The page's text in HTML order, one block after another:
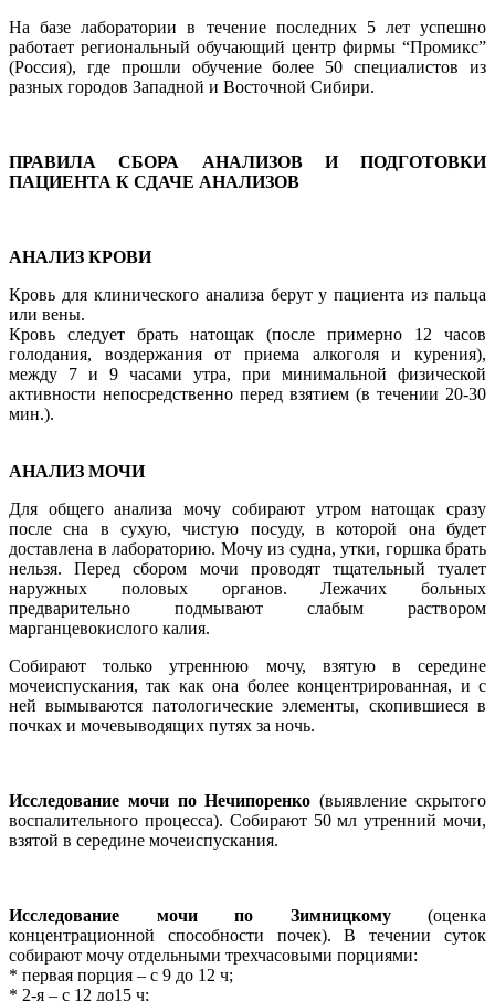
На базе лаборатории в течение последних 5 лет успешно
работает региональный обучающий центр фирмы “Промикс”
(Россия), где прошли обучение более 50 специалистов из
разных городов Западной и Восточной Сибири.
ПРАВИЛА СБОРА АНАЛИЗОВ И ПОДГОТОВКИ
ПАЦИЕНТА К СДАЧЕ АНАЛИЗОВ
АНАЛИЗ КРОВИ
Кровь для клинического анализа берут у пациента из пальца
или вены.
Кровь следует брать натощак (после примерно 12 часов
голодания, воздержания от приема алкоголя и курения),
между 7 и 9 часами утра, при минимальной физической
активности непосредственно перед взятием (в течении 20-30
мин.).
АНАЛИЗ МОЧИ
Для общего анализа мочу собирают утром натощак сразу
после сна в сухую, чистую посуду, в которой она будет
доставлена в лабораторию. Мочу из судна, утки, горшка брать
нельзя. Перед сбором мочи проводят тщательный туалет
наружных половых органов. Лежачих больных
предварительно подмывают слабым раствором
марганцевокислого калия.
Собирают только утреннюю мочу, взятую в середине
мочеиспускания, так как она более концентрированная, и с
ней вымываются патологические элементы, скопившиеся в
почках и мочевыводящих путях за ночь.
Исследование мочи по Нечипоренко (выявление скрытого
воспалительного процесса). Собирают 50 мл утренний мочи,
взятой в середине мочеиспускания.
Исследование мочи по Зимницкому(оценка
концентрационной способности почек). В течении суток
собирают мочу отдельными трехчасовыми порциями:
* первая порция – с 9 до 12 ч;
* 2-я – с 12 до15 ч;